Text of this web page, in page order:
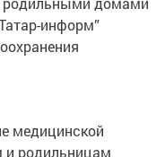
информ”
медицинской
родильницам